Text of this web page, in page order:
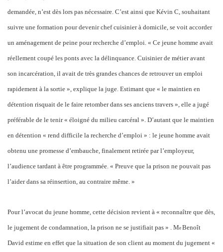
demandée, n’est dès lors pas nécessaire. C’est ainsi que Kévin C, souhaitant
suivre une formation pour devenir chef cuisinier à domicile, se voit accorder
un aménagement de peine pour recherche d’emploi. « Ce jeune homme avait
réellement coupé les ponts avec la délinquance. Cuisinier de métier avant
son incarcération, il avait de très grandes chances de retrouver un emploi
rapidement à la sortie », explique la juge. Estimant que « le maintien en
détention risquait de le faire retomber dans ses anciens travers », elle a jugé
préférable de le tenir « éloigné du milieu carcéral ». D’autant que le maintien
en détention « rend difficile la recherche d’emploi » : le jeune homme avait
obtenu une promesse d’embauche, finalement retirée par l’employeur,
l’audience tardant à être programmée. « Preuve que la prison ne pouvait pas
l’aider dans sa réinsertion, au contraire même. »
Pour l’avocat du jeune homme, cette décision revient à « reconnaître que dès,
le jugement de condamnation, la prison ne se justifiait pas » . Me Benoît
David estime en effet que la situation de son client au moment du jugement «